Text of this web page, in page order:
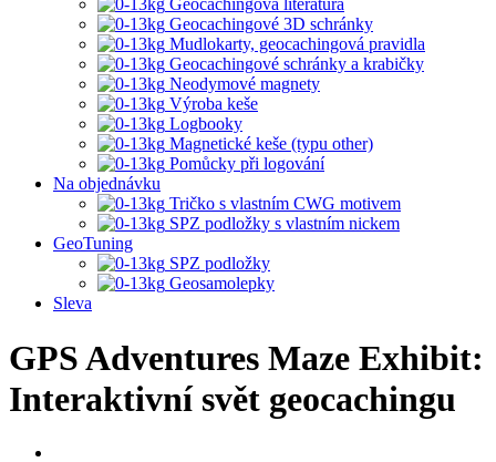
Geocachingová literatura
Geocachingové 3D schránky
Mudlokarty, geocachingová pravidla
Geocachingové schránky a krabičky
Neodymové magnety
Výroba keše
Logbooky
Magnetické keše (typu other)
Pomůcky při logování
Na objednávku
Tričko s vlastním CWG motivem
SPZ podložky s vlastním nickem
GeoTuning
SPZ podložky
Geosamolepky
Sleva
GPS Adventures Maze Exhibit:
Interaktivní svět geocachingu